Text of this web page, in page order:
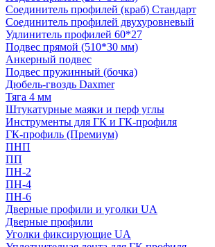
Соединитель профилей (краб) Стандарт
Соединитель профилей двухуровневый
Удлинитель профилей 60*27
Подвес прямой (510*30 мм)
Анкерный подвес
Подвес пружинный (бочка)
Дюбель-гвоздь Daxmer
Тяга 4 мм
Штукатурные маяки и перф углы
Инструменты для ГК и ГК-профиля
ГК-профиль (Премиум)
ПНП
ПП
ПН-2
ПН-4
ПН-6
Дверные профили и уголки UA
Дверные профили
Уголки фиксирующие UA